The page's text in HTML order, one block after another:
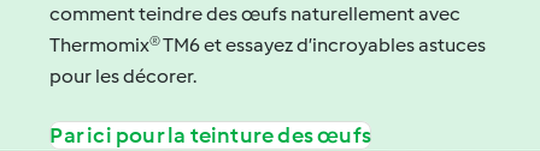
comment teindre des œufs naturellement avec
Thermomix® TM6 et essayez d’incroyables astuces
pour les décorer.
Par ici pour la teinture des œufs